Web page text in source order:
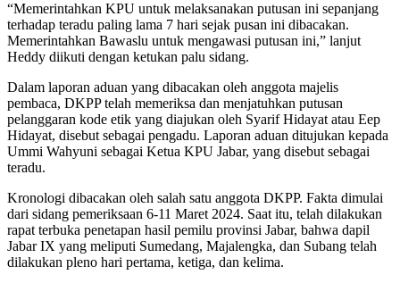
“Memerintahkan KPU untuk melaksanakan putusan ini sepanjang
terhadap teradu paling lama 7 hari sejak pusan ini dibacakan.
Memerintahkan Bawaslu untuk mengawasi putusan ini,” lanjut
Heddy diikuti dengan ketukan palu sidang.
Dalam laporan aduan yang dibacakan oleh anggota majelis
pembaca, DKPP telah memeriksa dan menjatuhkan putusan
pelanggaran kode etik yang diajukan oleh Syarif Hidayat atau Eep
Hidayat, disebut sebagai pengadu. Laporan aduan ditujukan kepada
Ummi Wahyuni sebagai Ketua KPU Jabar, yang disebut sebagai
teradu.
Kronologi dibacakan oleh salah satu anggota DKPP. Fakta dimulai
dari sidang pemeriksaan 6-11 Maret 2024. Saat itu, telah dilakukan
rapat terbuka penetapan hasil pemilu provinsi Jabar, bahwa dapil
Jabar IX yang meliputi Sumedang, Majalengka, dan Subang telah
dilakukan pleno hari pertama, ketiga, dan kelima.